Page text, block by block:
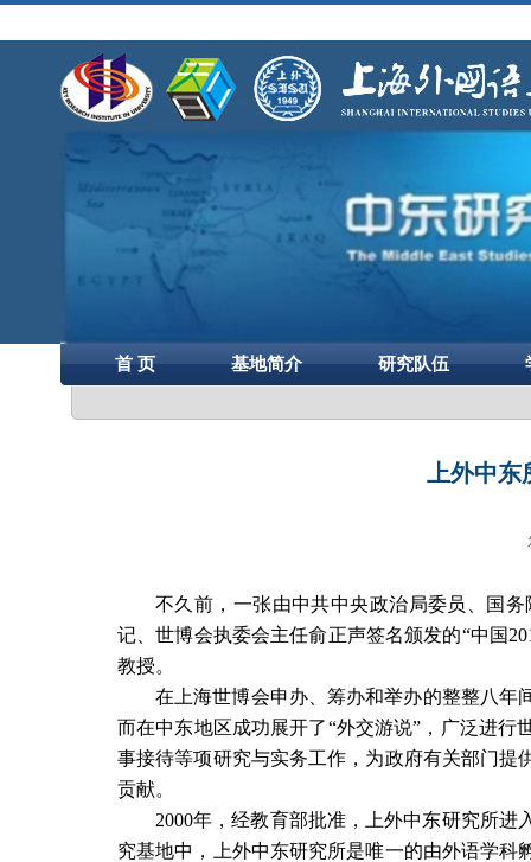
首 页 基地简介 研究队伍
上外中东
不久前，一张由中共中央政治局委员、国
记、世博会执委会主任俞正声签名颁发的“中国
教授。
在上海世博会申办、筹办和举办的整整八年
而在中东地区成功展开了“外交游说”，广泛进
事接待等项研究与实务工作，为政府有关部门
贡献。
2000年，经教育部批准，上外中东研究所进
究基地中，上外中东研究所是唯一的由外语学